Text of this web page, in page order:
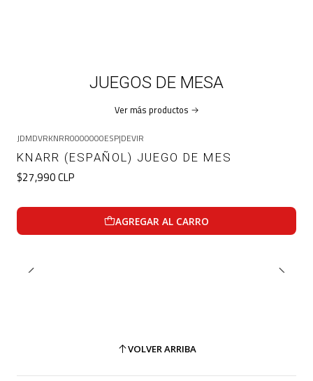
JUEGOS DE MESA
Ver más productos
JDMDVRKNRR0000000ESP|DEVIR
KNARR (ESPAÑOL) JUEGO DE MES
$27,990 CLP
AGREGAR AL CARRO
VOLVER ARRIBA